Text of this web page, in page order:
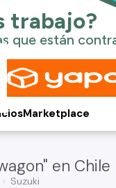
Marketplace
en Chile
Suzuki